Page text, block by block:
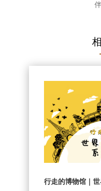
行走的博物馆｜